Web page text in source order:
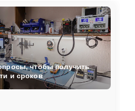
чтобы получить
и сроков